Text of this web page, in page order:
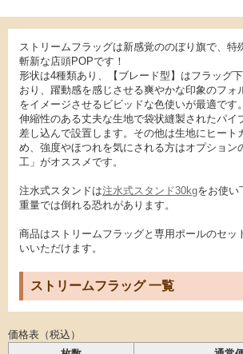
ストリームフラッグは新感覚ののぼり旗で、特
斬新な店頭POPです！
形状は4種類あり、【ブレード型】はフラッグ
おり、躍動感を感じさせる爽やかな印象のフォ
をイメージさせるビビッドな色使いが最適です。
伸縮性のある丈夫な生地で袋状縫製されたパイ
差し込んで設置します。その他は生地にヒート
め、強度やほつれを気にされる方はオプション
工」がオススメです。
注水式スタンドは注水式スタンド30kgをお使い
重量では倒れる恐れがあります。
商品はストリームフラッグと専用ポールのセッ
いいただけます。
ストリームフラッグ 一覧
価格表（税込）